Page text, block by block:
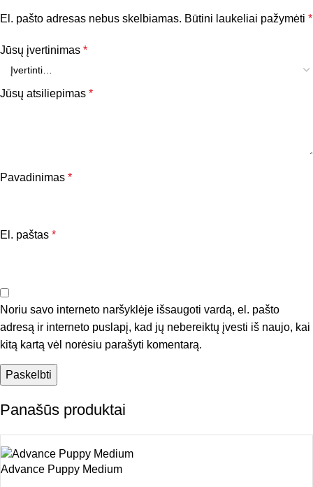
El. pašto adresas nebus skelbiamas. Būtini laukeliai pažymėti *
Jūsų įvertinimas *
Jūsų atsiliepimas *
Pavadinimas *
El. paštas *
Noriu savo interneto naršyklėje išsaugoti vardą, el. pašto
adresą ir interneto puslapį, kad jų nebereiktų įvesti iš naujo, kai
kitą kartą vėl norėsiu parašyti komentarą.
Panašūs produktai
Advance Puppy Medium